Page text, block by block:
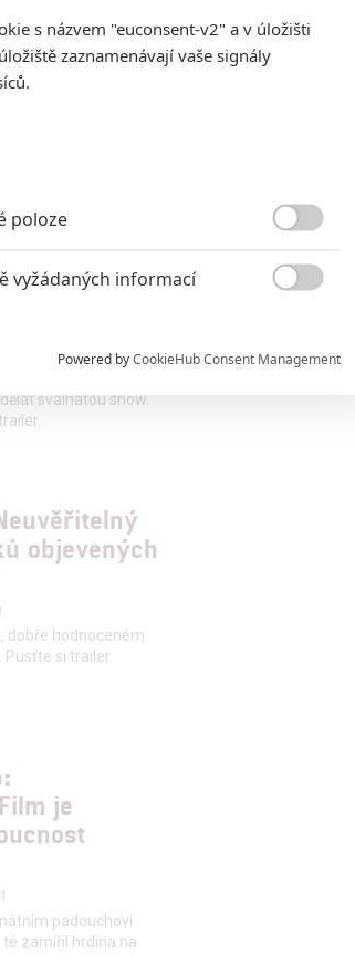
obří
do kin
chlápka v
napínavý thriller.
události.
vstupuje
svalnatou show.
objevených
dobře hodnoceném
si trailer.
je
padouchovi
té zamířil hrdina na
s názvem "euconsent-v2" a v úložišti
zaznamenávají vaše signály
poloze
vyžádaných informací
zařízení

a měření reklamy
průzkum publika a vývoj
dáváte nám i našim partnerům
podvodů a odstraňování chyb,
Powered byCookieHub Consent Management